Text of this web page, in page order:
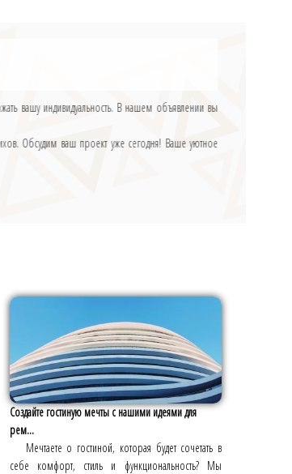
вашу индивидуальность. В нашем объявлении вы
Обсудим ваш проект уже сегодня! Ваше уютное
Создайте гостиную мечты с нашими идеями для
рем...
Мечтаете о гостиной, которая будет сочетать в
себе комфорт, стиль и функциональность? Мы